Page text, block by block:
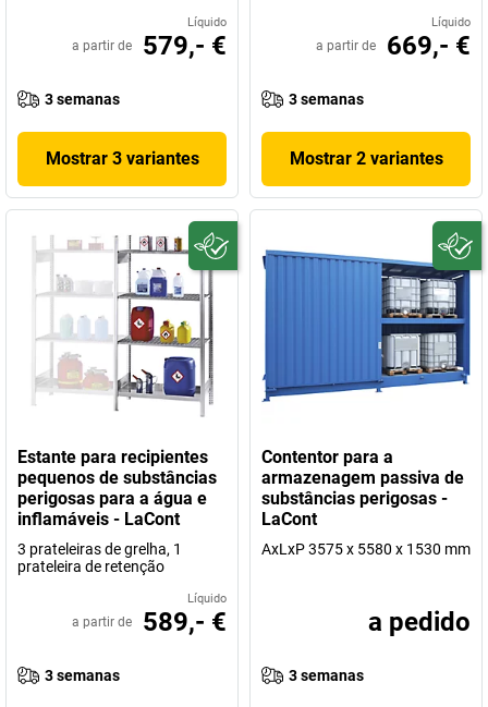
Líquido
a partir de 579,- €
3 semanas
Mostrar 3 variantes
Líquido
a partir de 669,- €
3 semanas
Mostrar 2 variantes
Estante para recipientes
pequenos de substâncias
perigosas para a água e
inflamáveis - LaCont
3 prateleiras de grelha, 1
prateleira de retenção
Líquido
a partir de 589,- €
3 semanas
Contentor para a
armazenagem passiva de
substâncias perigosas -
LaCont
AxLxP 3575 x 5580 x 1530 mm
a pedido
3 semanas